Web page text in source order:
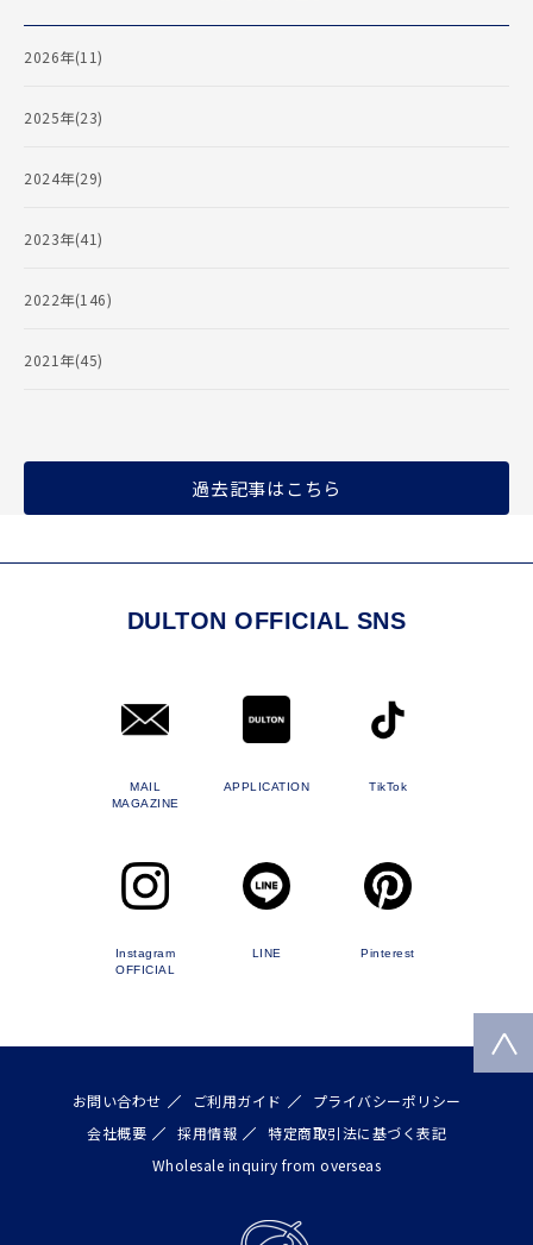
2026年(11)
2025年(23)
2024年(29)
2023年(41)
2022年(146)
2021年(45)
過去記事はこちら
DULTON OFFICIAL SNS
MAIL
MAGAZINE
APPLICATION TikTok
Instagram
OFFICIAL
LINE Pinterest
お問い合わせ ご利用ガイド
プライバシーポリシー
会社概要
採用情報
特定商取引法に基づく表記
Wholesale inquiry from overseas